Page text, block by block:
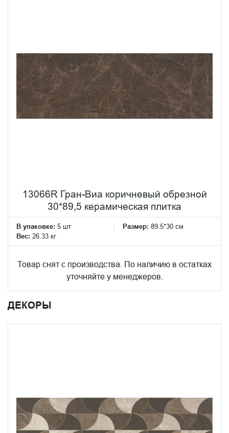
13066R Гран-Виа коричневый обрезной
30*89,5 керамическая плитка
В упаковке: 5 шт Размер: 89.5*30 см
Вес: 26.33 кг
Товар снят с производства. По наличию в остатках
уточняйте у менеджеров.
ДЕКОРЫ